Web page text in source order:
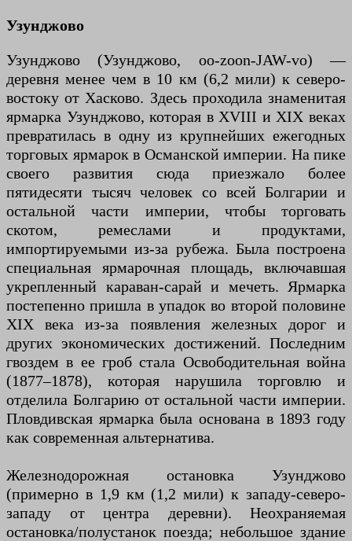
Узунджово
Узунджово (Узунджово, oo-zoon-JAW-vo) —
деревня менее чем в 10 км (6,2 мили) к северо-
востоку от Хасково. Здесь проходила знаменитая
ярмарка Узунджово, которая в XVIII и XIX веках
превратилась в одну из крупнейших ежегодных
торговых ярмарок в Османской империи. На пике
своего развития сюда приезжало более
пятидесяти тысяч человек со всей Болгарии и
остальной части империи, чтобы торговать
скотом, ремеслами и продуктами,
импортируемыми из-за рубежа. Была построена
специальная ярмарочная площадь, включавшая
укрепленный караван-сарай и мечеть. Ярмарка
постепенно пришла в упадок во второй половине
XIX века из-за появления железных дорог и
других экономических достижений. Последним
гвоздем в ее гроб стала Освободительная война
(1877–1878), которая нарушила торговлю и
отделила Болгарию от остальной части империи.
Пловдивская ярмарка была основана в 1893 году
как современная альтернатива.
Железнодорожная остановка Узунджово
(примерно в 1,9 км (1,2 мили) к западу-северо-
западу от центра деревни). Неохраняемая
остановка/полустанок поезда; небольшое здание